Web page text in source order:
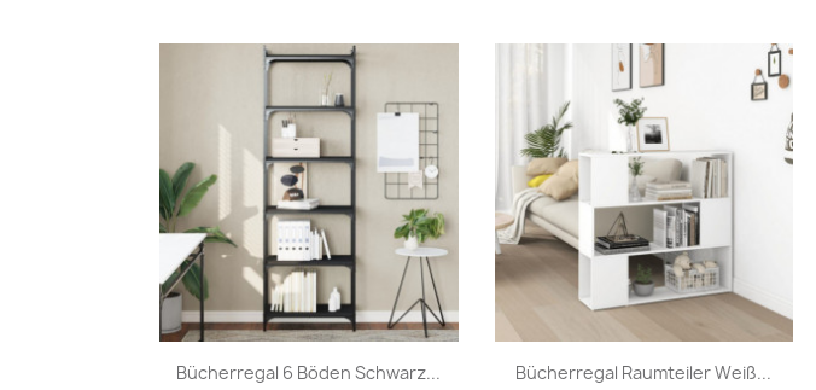
Bücherregal 6 Böden Schwarz...
 Vorschau Bücherregal Raumteiler Weiß...
Vorschau